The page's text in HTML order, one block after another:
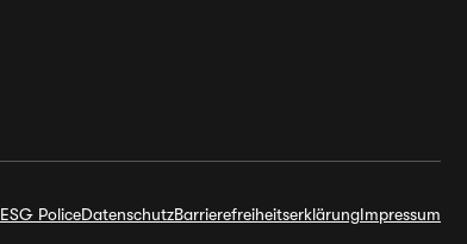
ESG PoliceDatenschutzBarrierefreiheitserklärungImpressum